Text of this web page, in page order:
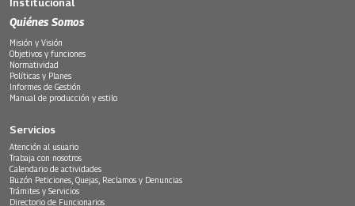
Quiénes Somos
Misión y Visión
Objetivos y funciones
Normatividad
Políticas y Planes
Informes de Gestión
Manual de producción y estilo
Servicios
Atención al usuario
Trabaja con nosotros
Calendario de actividades
Buzón Peticiones, Quejas, Reclamos y Denuncias
Trámites y Servicios
Directorio de Funcionarios